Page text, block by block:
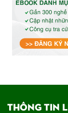
THÔNG TIN